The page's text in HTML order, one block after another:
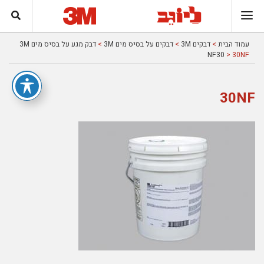
עמוד הבית > דבקים 3M > דבקים על בסיס מים 3M >
דבק מגע על בסיס מים 3M
NF30 > 30NF
30NF